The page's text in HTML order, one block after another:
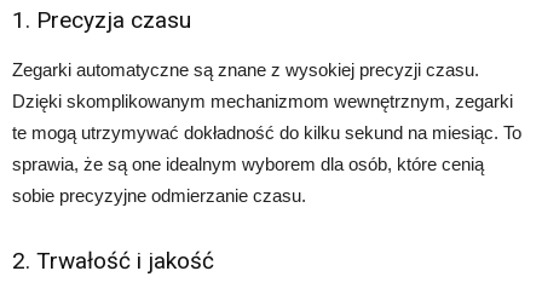
1. Precyzja czasu
Zegarki automatyczne są znane z wysokiej precyzji czasu.
Dzięki skomplikowanym mechanizmom wewnętrznym, zegarki
te mogą utrzymywać dokładność do kilku sekund na miesiąc. To
sprawia, że są one idealnym wyborem dla osób, które cenią
sobie precyzyjne odmierzanie czasu.
2. Trwałość i jakość